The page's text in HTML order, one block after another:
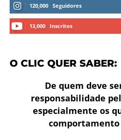
120,000 Seguidores
13,000 Inscritos
O CLIC QUER SABER:
De quem deve
responsabilidade
especialmente os
comportamento